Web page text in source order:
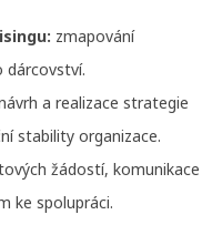
zmapování
dárcovství.
a realizace strategie
stability organizace.
žádostí, komunikace
ke spolupráci.